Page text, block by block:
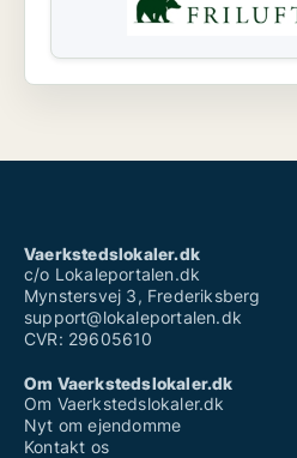
Vaerkstedslokaler.dk
c/o Lokaleportalen.dk
Mynstersvej 3, Frederiksberg
support@lokaleportalen.dk
CVR: 29605610
Om Vaerkstedslokaler.dk
Om Vaerkstedslokaler.dk
Nyt om ejendomme
Kontakt os